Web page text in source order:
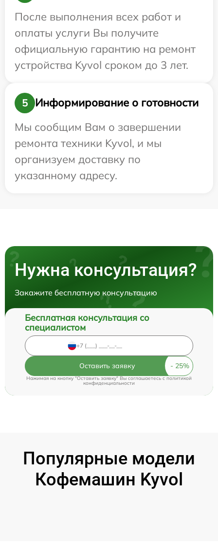
После выполнения всех работ и
оплаты услуги Вы получите
официальную гарантию на ремонт
устройства Kyvol сроком до 3 лет.
5
Информирование о готовности
Мы сообщим Вам о завершении
ремонта техники Kyvol, и мы
организуем доставку по
указанному адресу.
Нужна консультация?
Закажите бесплатную консультацию
Бесплатная консультация со
специалистом
Оставить заявку
Нажимая на кнопку "Оставить заявку" Вы соглашаетесь cполитикой
конфиденциальности
Популярные модели
Кофемашин Kyvol